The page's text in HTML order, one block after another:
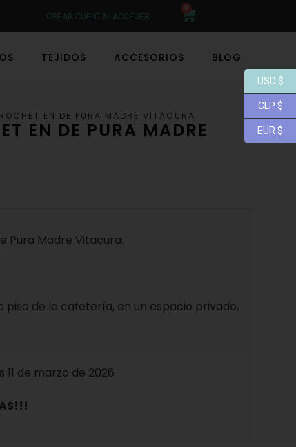
CREAR CUENTA/ ACCEDER
0
TEJIDOS ACCESORIOS BLOG
EN DE PURA MADRE VITACURA
EN DE PURA MADRE
Pura Madre Vitacura:
piso de la cafetería, en un espacio privado,
11 de marzo de 2026
USD $
CLP $
EUR $